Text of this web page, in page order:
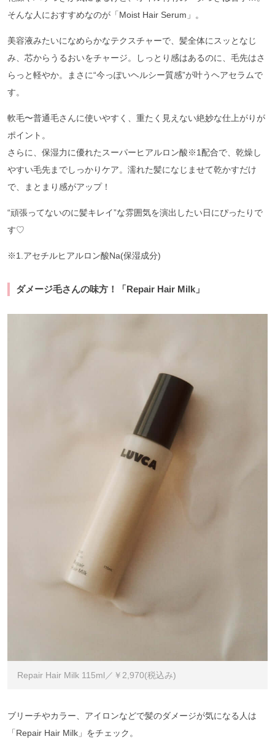
そんな人におすすめなのが「Moist Hair Serum」。
美容液みたいになめらかなテクスチャーで、髪全体にスッとなじ
み、芯からうるおいをチャージ。しっとり感はあるのに、毛先はさ
らっと軽やか。まさに“今っぽいヘルシー質感”が叶うヘアセラムで
す。
軟毛〜普通毛さんに使いやすく、重たく見えない絶妙な仕上がりが
ポイント。
さらに、保湿力に優れたスーパーヒアルロン酸※1配合で、乾燥し
やすい毛先までしっかりケア。濡れた髪になじませて乾かすだけ
で、まとまり感がアップ！
“頑張ってないのに髪キレイ”な雰囲気を演出したい日にぴったりで
す♡
※1.アセチルヒアルロン酸Na(保湿成分)
ダメージ毛さんの味方！「Repair Hair Milk」
Repair Hair Milk 115ml／￥2,970(税込み)
ブリーチやカラー、アイロンなどで髪のダメージが気になる人は
「Repair Hair Milk」をチェック。